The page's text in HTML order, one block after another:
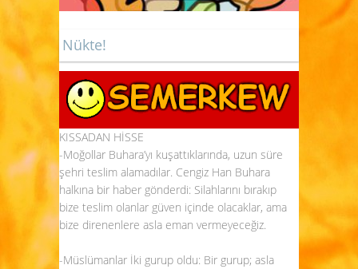
Nükte!
KISSADAN HİSSE
-Moğollar Buhara’yı kuşattıklarında, uzun süre
şehri teslim alamadılar. Cengiz Han Buhara
halkına bir haber gönderdi: Silahlarını bırakıp
bize teslim olanlar güven içinde olacaklar, ama
bize direnenlere asla eman vermeyeceğiz.
-Müslümanlar İki gurup oldu: Bir gurup; asla